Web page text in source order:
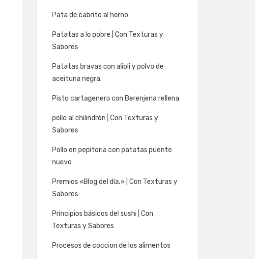
Pata de cabrito al horno
Patatas a lo pobre | Con Texturas y
Sabores
Patatas bravas con alioli y polvo de
aceituna negra.
Pisto cartagenero con Berenjena rellena
pollo al chilindrón | Con Texturas y
Sabores
Pollo en pepitoria con patatas puente
nuevo
Premios «Blog del día.» | Con Texturas y
Sabores
Principios básicos del sushi | Con
Texturas y Sabores
Procesos de coccion de los alimentos